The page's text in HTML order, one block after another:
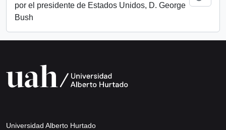
por el presidente de Estados Unidos, D. George
Bush
Universidad Alberto Hurtado